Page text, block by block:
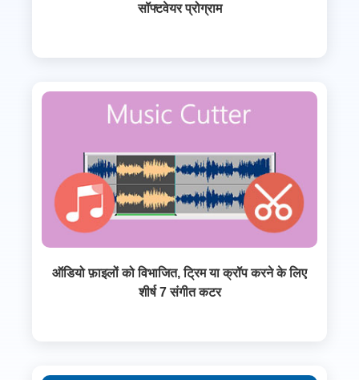
सॉफ्टवेयर प्रोग्राम
ऑडियो फ़ाइलों को विभाजित, ट्रिम या क्रॉप करने के लिए
शीर्ष 7 संगीत कटर